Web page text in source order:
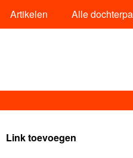
Artikelen Alle
Link toevoegen